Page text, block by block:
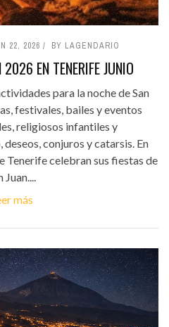
22, 2026 BY LAGENDARIO
EN TENERIFE JUNIO
para la noche de San
festivales, bailes y eventos
religiosos infantiles y
conjuros y catarsis. En
Tenerife celebran sus fiestas de
Juan....
más